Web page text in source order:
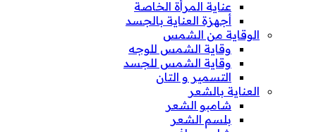
عناية المرأة الخاصة
أجهزة العناية بالجسد
الوقاية من الشمس
وقاية الشمس للوجه
وقاية الشمس للجسد
التسمير و التان
العناية بالشعر
شامبو الشعر
بلسم الشعر